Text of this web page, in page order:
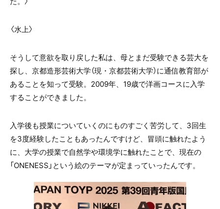
〈水上〉
そうして意欲を取り戻した私は、母とまだ受験できる芸大を
探し、京都造形芸術大学（現・京都芸術大学）に通信教育部が
あることを知って受験。 2009年、 19歳で洋画コースに入学
することができました。
入学後も授業についていくのにものすごく苦労して、 3回生
を3度経験したこともあったんですけど、冒頭に触れたよう
に、大学の授業で自然学や環境学に触れたことで、現在の
「ONENESS 」という絵のテーマが定まっていったんです。